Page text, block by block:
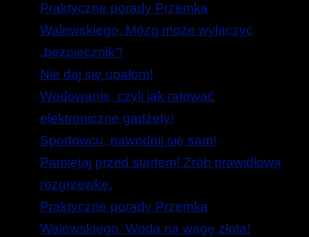
Praktyczne porady Przemka
Walewskiego. Mózg może wyłączyć
„bezpiecznik”!
Nie daj się upałom!
Wodowanie, czyli jak ratować
elektroniczne gadżety!
Sportowcu, nawodnij się sam!
Pamiętaj przed startem! Zrób prawidłową
rozgrzewkę.
Praktyczne porady Przemka
Walewskiego. Woda na wagę złota!